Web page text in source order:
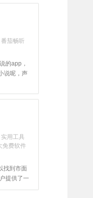
番茄畅听
的app，
说呢，声
网下载
实用工具
免费软件
找到市面
提供了一
，用户在